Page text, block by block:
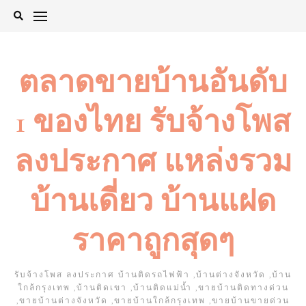
Skip
ตลาดขายบ้านอันดับ
1 ของไทย รับจ้างโพส
ลงประกาศ แหล่งรวม
บ้านเดี่ยว บ้านแฝด
ราคาถูกสุดๆ
รับจ้างโพส ลงประกาศ บ้านติดรถไฟฟ้า ,บ้านต่างจังหวัด ,บ้าน
ใกล้กรุงเทพ ,บ้านติดเขา ,บ้านติดแม่น้ำ ,ขายบ้านติดทางด่วน
,ขายบ้านต่างจังหวัด ,ขายบ้านใกล้กรุงเทพ ,ขายบ้านขายด่วน